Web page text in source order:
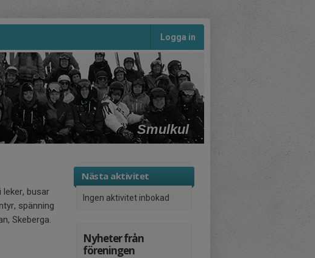
Logga in
Smulkul
Nästa aktivitet
Ingen aktivitet inbokad
Nyheter från
föreningen
leker, busar
spänning
Skeberga.